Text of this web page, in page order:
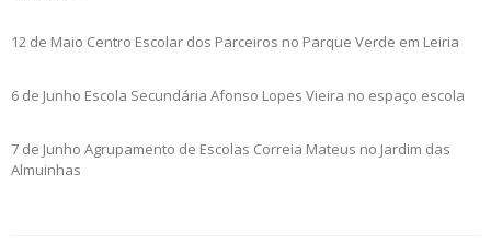
12 de Maio Centro Escolar dos Parceiros no Parque Verde em Leiria
6 de Junho Escola Secundária Afonso Lopes Vieira no espaço escola
7 de Junho Agrupamento de Escolas Correia Mateus no Jardim das
Almuinhas